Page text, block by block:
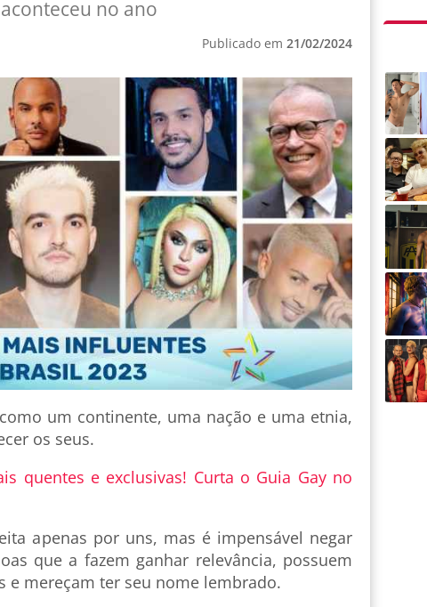
aconteceu no ano
Publicado em 21/02/2024
um continente, uma nação e uma etnia,
os seus.
quentes e exclusivas! Curta o Guia Gay no
apenas por uns, mas é impensável negar
que a fazem ganhar relevância, possuem
e mereçam ter seu nome lembrado.